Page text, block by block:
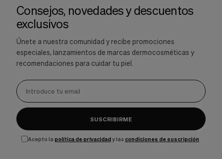
Consejos, novedades y descuentos
exclusivos
Únete a nuestra comunidad y recibe promociones
especiales, lanzamientos de marcas dermocosméticas y
recomendaciones para cuidar tu piel.
SUSCRIBIRME
Acepto la política de privacidady las condiciones de suscripción